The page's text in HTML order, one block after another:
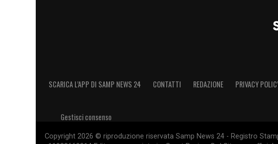
SCARICA L’APP DI SAMP NEWS 24 CONTATTI REDAZIONE PRIVACY
Gestisci consenso
Copyright 2026 © riproduzione riservata Samp News 24 - Registro